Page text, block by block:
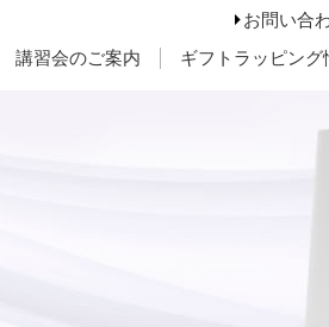
お問い合
講習会のご案内 ギフトラッピング